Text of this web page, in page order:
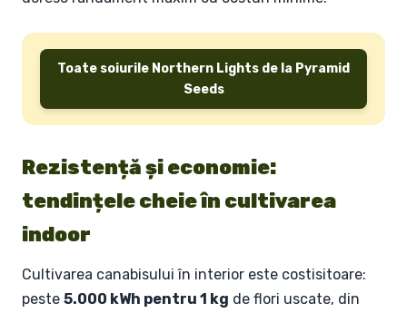
Toate soiurile Northern Lights de la Pyramid
Seeds
Rezistență și economie:
tendințele cheie în cultivarea
indoor
Cultivarea canabisului în interior este costisitoare:
peste 5.000 kWh pentru 1 kg de flori uscate, din